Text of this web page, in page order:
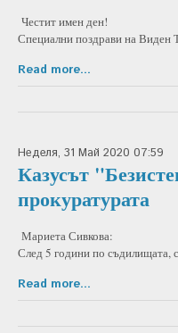
Честит имен ден!
Специални поздрави на Виден
Read more...
Неделя, 31 Май 2020 07:59
Казусът
прокуратурата
Мариета Сивкова:
След 5 години по съдилищата,
Read more...